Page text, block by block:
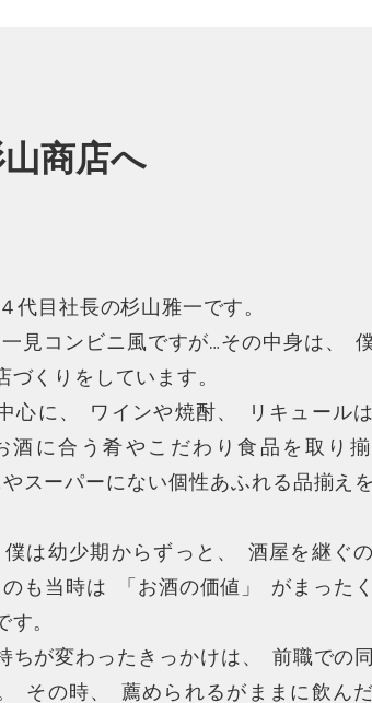
商店へ
代目社長の杉山雅一です。
一見コンビニ風ですが…その中身は、
づくりをしています。
心に、 ワインや焼酎、
リキュール
酒に合う肴やこだわり食品を取り
スーパーにない個性あふれる品揃え
僕は幼少期からずっと 、
酒屋を継ぐ
も当時は 「 お酒の価値 」
がまった
す。
ちが変わったきっかけは、
前職での
その時、
薦められるがままに飲ん